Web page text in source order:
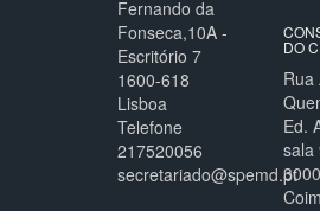
Fernando da
Fonseca,10A -
Escritório 7
1600-618
Lisboa
Telefone
217520056
secretariado@spemd.pt
DO
Rua
Ed.
sala